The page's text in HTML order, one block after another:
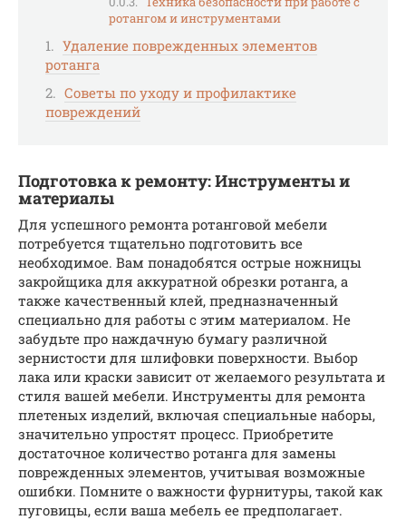
ротангом и инструментами
Удаление поврежденных элементов
ротанга
Советы по уходу и профилактике
повреждений
Подготовка к ремонту: Инструменты и
материалы
Для успешного ремонта ротанговой мебели
потребуется тщательно подготовить все
необходимое. Вам понадобятся острые ножницы
закройщика для аккуратной обрезки ротанга, а
также качественный клей, предназначенный
специально для работы с этим материалом. Не
забудьте про наждачную бумагу различной
зернистости для шлифовки поверхности. Выбор
лака или краски зависит от желаемого результата и
стиля вашей мебели. Инструменты для ремонта
плетеных изделий, включая специальные наборы,
значительно упростят процесс. Приобретите
достаточное количество ротанга для замены
поврежденных элементов, учитывая возможные
ошибки. Помните о важности фурнитуры, такой как
пуговицы, если ваша мебель ее предполагает.